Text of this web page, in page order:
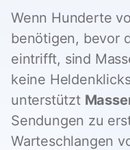
Wenn Hunderte
benötigen, bevor
eintrifft, sind
keine
unterstützt
Sendungen zu
Warteschlangen